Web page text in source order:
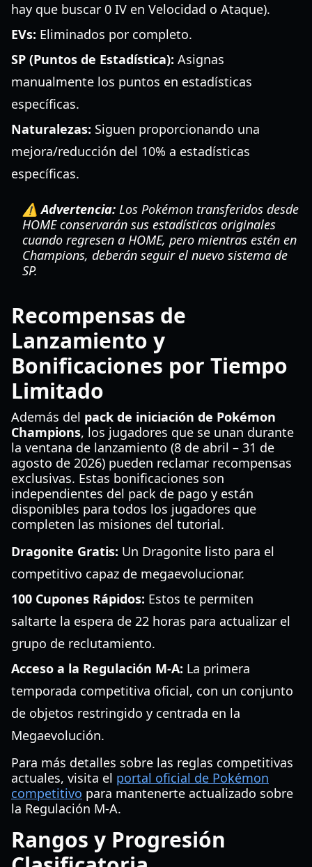
hay que buscar 0 IV en Velocidad o Ataque).
EVs: Eliminados por completo.
SP (Puntos de Estadística): Asignas
manualmente los puntos en estadísticas
específicas.
Naturalezas: Siguen proporcionando una
mejora/reducción del 10% a estadísticas
específicas.
⚠️ Advertencia: Los Pokémon transferidos desde
HOMEconservarán sus estadísticas originales
cuando regresen a HOME, pero mientras estén en
Champions, deberán seguir el nuevo sistema de
SP.
Recompensas de
Lanzamiento y
Bonificaciones por Tiempo
Limitado
Además del pack de iniciación de Pokémon
Champions, los jugadores que se unan durante
la ventana de lanzamiento (8 de abril – 31 de
agosto de 2026) pueden reclamar recompensas
exclusivas. Estas bonificaciones son
independientes del pack de pago y están
disponibles para todos los jugadores que
completen las misiones del tutorial.
Dragonite Gratis: Un Dragonite listo para el
competitivo capaz de megaevolucionar.
100 Cupones Rápidos: Estos te permiten
saltarte la espera de 22 horas para actualizar el
grupo de reclutamiento.
Acceso a la Regulación M-A: La primera
temporada competitiva oficial, con un conjunto
de objetos restringido y centrada en la
Megaevolución.
Para más detalles sobre las reglas competitivas
actuales, visita el portal oficial de Pokémon
competitivo para mantenerte actualizado sobre
la Regulación M-A.
Rangos y Progresión